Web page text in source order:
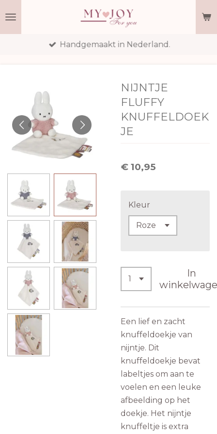
Handgemaakt in Nederland.
NIJNTJE
FLUFFY
KNUFFELDOEK
JE
€ 10,95
Kleur
In
Een lief en zacht
knuffeldoekje van
nijntje. Dit
knuffeldoekje bevat
labeltjes om aan te
voelen en een leuke
afbeelding op het
doekje. Het nijntje
knuffeltje is extra